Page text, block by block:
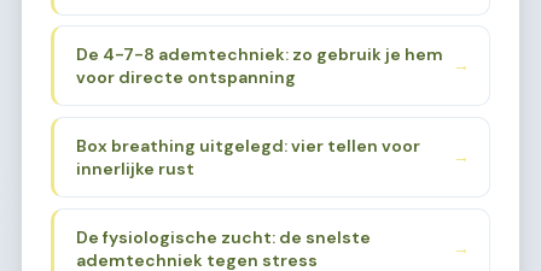
De 4-7-8 ademtechniek: zo gebruik je hem
voor directe ontspanning
→
Box breathing uitgelegd: vier tellen voor
innerlijke rust
→
De fysiologische zucht: de snelste
ademtechniek tegen stress
→